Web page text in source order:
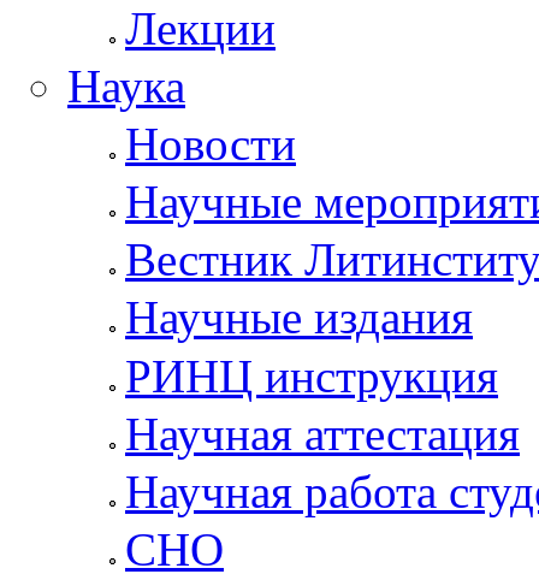
Лекции
Наука
Новости
Научные
Вестник
Научные издания
РИНЦ инструкция
Научная аттестация
Научная работа
СНО